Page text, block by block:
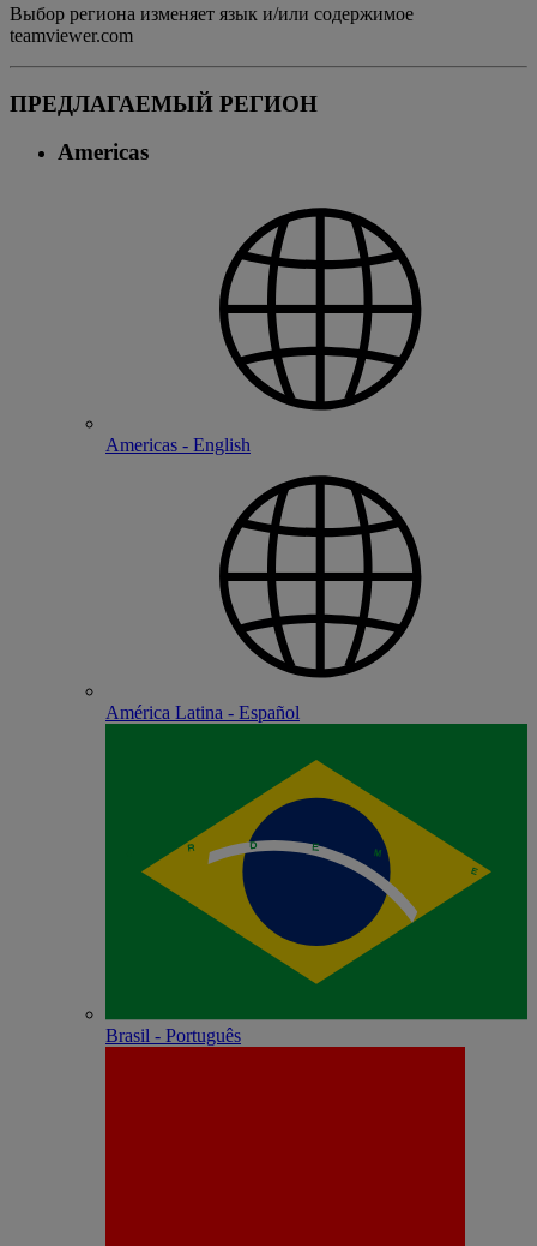
Выбор региона изменяет язык и/или содержимое
teamviewer.com
ПРЕДЛАГАЕМЫЙ РЕГИОН
Americas
Americas - English
América Latina - Español
Brasil - Português